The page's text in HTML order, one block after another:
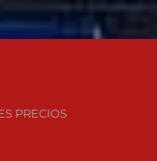
PRECIOS